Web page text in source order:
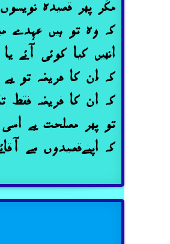
مگر پھر قصیدہ
کہ وہ تو ہیں عہدے
انھیں کیا کوئی آئے
کہ اُن کا فریضہ تو
کہ ان کا فریضہ
تو پھر مصلحت ہے
کہ اپنےقصیدوں سے